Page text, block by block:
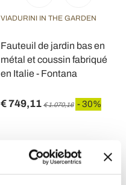
VIADURINI IN THE GARDEN
Fauteuil de jardin bas en
métal et coussin fabriqué
en Italie - Fontana
€ 749,11 € 1.070,16 - 30%